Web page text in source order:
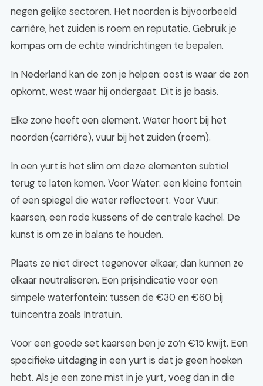
negen gelijke sectoren. Het noorden is bijvoorbeeld
carrière, het zuiden is roem en reputatie. Gebruik je
kompas om de echte windrichtingen te bepalen.
In Nederland kan de zon je helpen: oost is waar de zon
opkomt, west waar hij ondergaat. Dit is je basis.
Elke zone heeft een element. Water hoort bij het
noorden (carrière), vuur bij het zuiden (roem).
In een yurt is het slim om deze elementen subtiel
terug te laten komen. Voor Water: een kleine fontein
of een spiegel die water reflecteert. Voor Vuur:
kaarsen, een rode kussens of de centrale kachel. De
kunst is om ze in balans te houden.
Plaats ze niet direct tegenover elkaar, dan kunnen ze
elkaar neutraliseren. Een prijsindicatie voor een
simpele waterfontein: tussen de €30 en €60 bij
tuincentra zoals Intratuin.
Voor een goede set kaarsen ben je zo’n €15 kwijt. Een
specifieke uitdaging in een yurt is dat je geen hoeken
hebt. Als je een zone mist in je yurt, voeg dan in die